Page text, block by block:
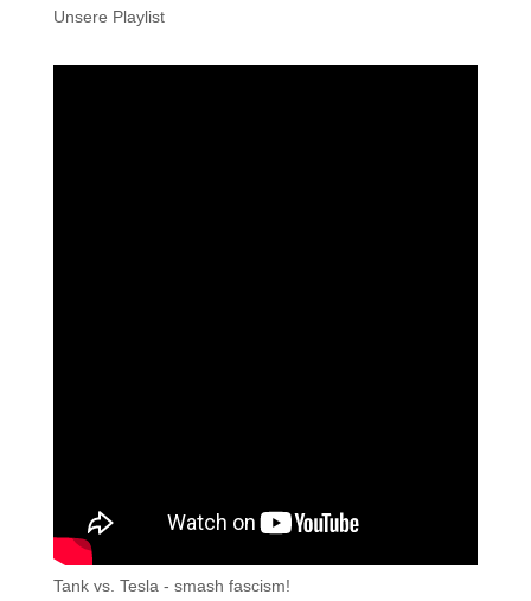
Unsere Playlist
Tank vs. Tesla - smash fascism!